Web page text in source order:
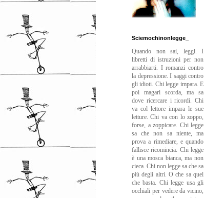
Sciemochinonlegge_
Quando non sai, leggi. I
libretti di istruzioni per non
arrabbiarti. I romanzi contro
la depressione. I saggi contro
gli idioti. Chi legge impara. E
poi magari scorda, ma sa
dove ricercare i ricordi. Chi
va col lettore impara le sue
letture. Chi va con lo zoppo,
forse, a zoppicare. Chi legge
sa che non sa niente, ma
prova a rimediare, e quando
fallisce ricomincia. Chi legge
è una mosca bianca, ma non
cieca. Chi non legge sa che sa
più degli altri. O che sa quel
che basta. Chi legge usa gli
occhiali per vedere da vicino,